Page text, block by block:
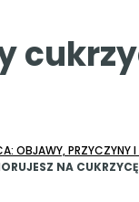
OBJAWY, PRZYCZYNY
NA